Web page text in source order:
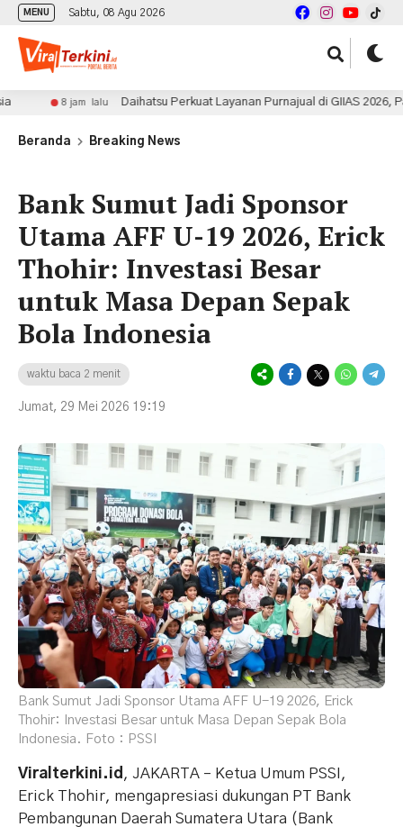
MENU Sabtu, 08 Agu 2026
8 jam lalu Daihatsu Perkuat Layanan Purnajual di GIIAS 2026,
Beranda Breaking News
Bank Sumut Jadi Sponsor
Utama AFF U-19 2026, Erick
Thohir: Investasi Besar
untuk Masa Depan Sepak
Bola Indonesia
waktu baca 2 menit
Jumat, 29 Mei 2026 19:19
Bank Sumut Jadi Sponsor Utama AFF U-19 2026, Erick
Thohir: Investasi Besar untuk Masa Depan Sepak Bola
Indonesia. Foto : PSSI
Viralterkini.id , JAKARTA – Ketua Umum PSSI,
Erick Thohir, mengapresiasi dukungan PT Bank
Pembangunan Daerah Sumatera Utara (Bank